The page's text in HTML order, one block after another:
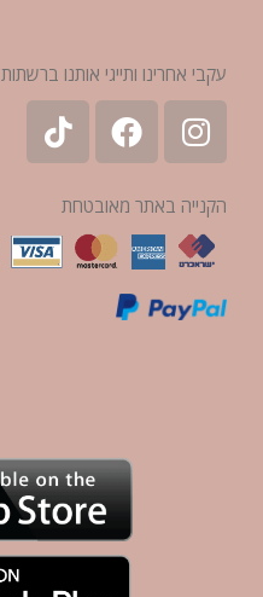
עקבי אחרינו ותייגי אותנו ברשתות
הקנייה באתר מאובטחת